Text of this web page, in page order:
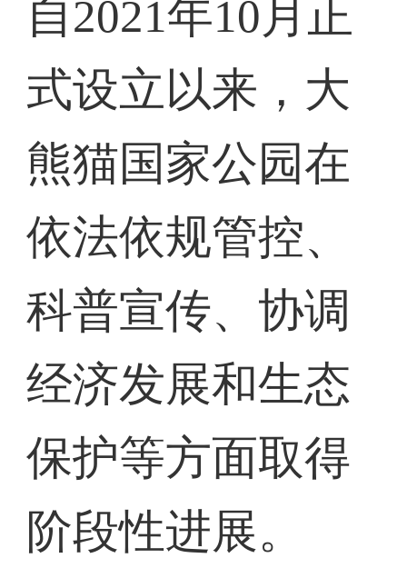
自2021年10月正
式设立以来，大
熊猫国家公园在
依法依规管控、
科普宣传、协调
经济发展和生态
保护等方面取得
阶段性进展。